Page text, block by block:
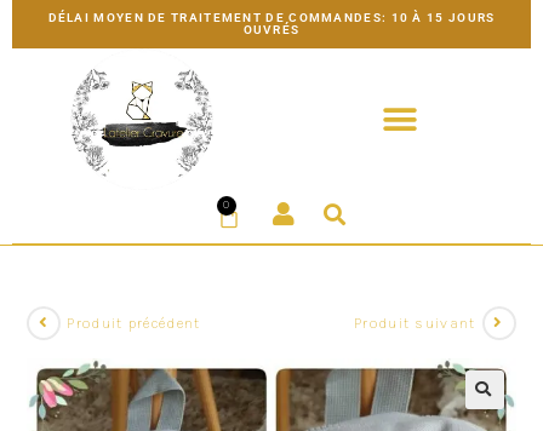
DÉLAI MOYEN DE TRAITEMENT DE COMMANDES: 10 À 15 JOURS
OUVRÉS
0
Produit précédent Produit suivant